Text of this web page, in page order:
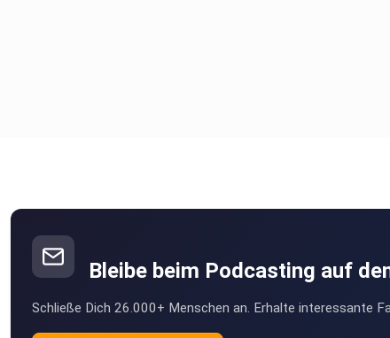
Bleibe beim Podcasting auf
Schließe Dich 26.000+ Menschen an. Erhalte interessante